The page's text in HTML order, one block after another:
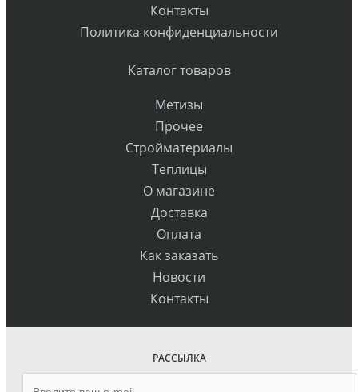
Контакты
Политика конфиденциальности
Каталог товаров
Метизы
Прочее
Стройматериалы
Теплицы
О магазине
Доставка
Оплата
Как заказать
Новости
Контакты
РАССЫЛКА